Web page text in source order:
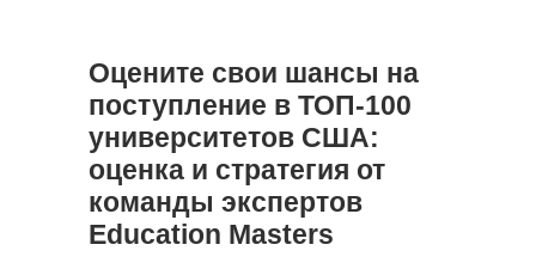
Оцените свои шансы на
поступление в ТОП-100
университетов США:
оценка и стратегия от
команды экспертов
Education Masters